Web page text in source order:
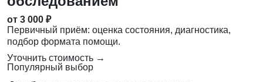
от 3 000 ₽
Первичный приём: оценка состояния, диагностика,
подбор формата помощи.
Уточнить стоимость →
Популярный выбор